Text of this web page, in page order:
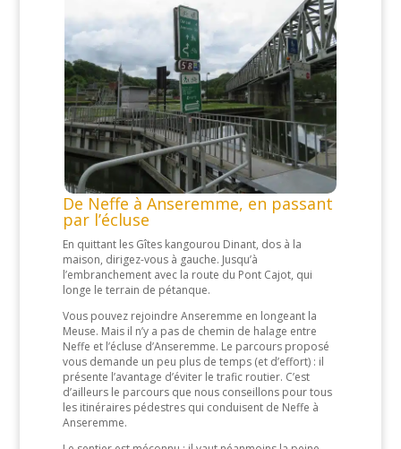
De Neffe à Anseremme, en passant
par l’écluse
En quittant les Gîtes kangourou Dinant, dos à la
maison, dirigez-vous à gauche. Jusqu’à
l’embranchement avec la route du Pont Cajot, qui
longe le terrain de pétanque.
Vous pouvez rejoindre Anseremme en longeant la
Meuse. Mais il n’y a pas de chemin de halage entre
Neffe et l’écluse d’Anseremme. Le parcours proposé
vous demande un peu plus de temps (et d’effort) : il
présente l’avantage d’éviter le trafic routier. C’est
d’ailleurs le parcours que nous conseillons pour tous
les itinéraires pédestres qui conduisent de Neffe à
Anseremme.